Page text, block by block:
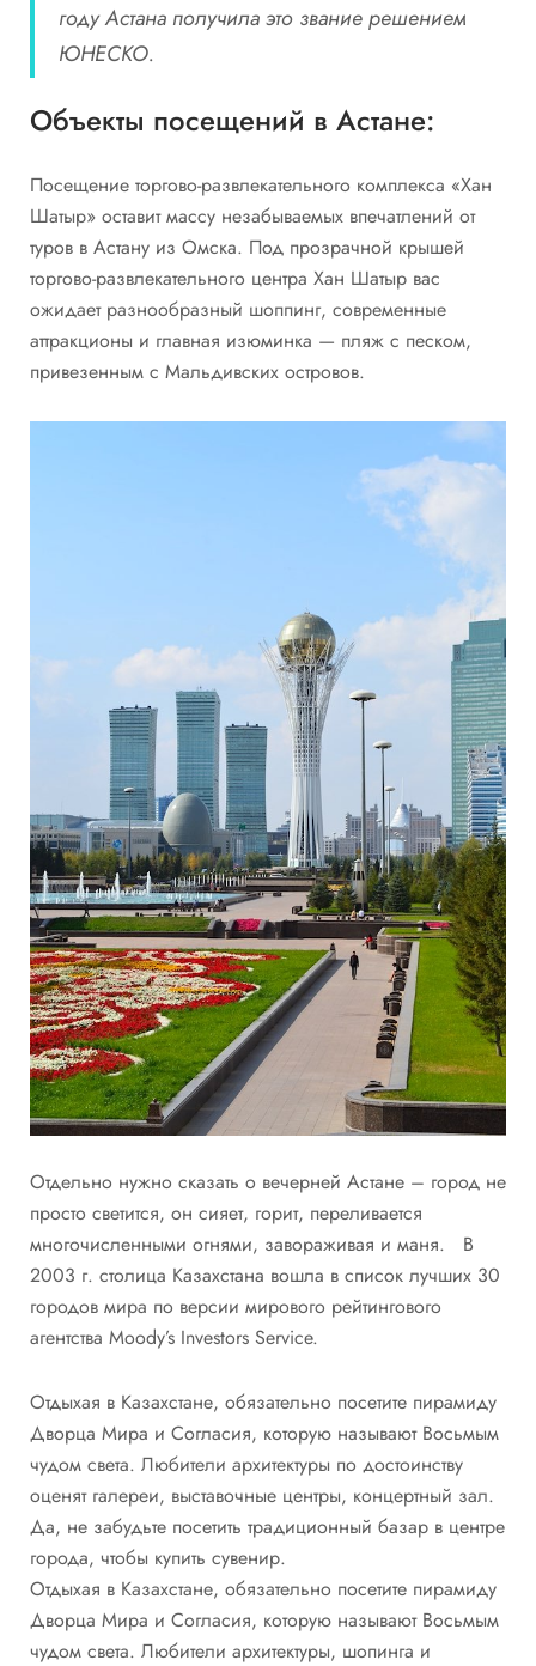
году Астана получила это звание решением
ЮНЕСКО.
Объекты посещений в Астане:
Посещение торгово-развлекательного комплекса «Хан
Шатыр» оставит массу незабываемых впечатлений от
туров в Астану из Омска. Под прозрачной крышей
торгово-развлекательного центра Хан Шатыр вас
ожидает разнообразный шоппинг, современные
аттракционы и главная изюминка — пляж с песком,
привезенным с Мальдивских островов.
Отдельно нужно сказать о вечерней Астане – город не
просто светится, он сияет, горит, переливается
многочисленными огнями, завораживая и маня. В
2003 г. столица Казахстана вошла в список лучших 30
городов мира по версии мирового рейтингового
агентства Moody’s Investors Service.
Отдыхая в Казахстане, обязательно посетите пирамиду
Дворца Мира и Согласия, которую называют Восьмым
чудом света. Любители архитектуры по достоинству
оценят галереи, выставочные центры, концертный зал.
Да, не забудьте посетить традиционный базар в центре
города, чтобы купить сувенир.
Отдыхая в Казахстане, обязательно посетите пирамиду
Дворца Мира и Согласия, которую называют Восьмым
чудом света. Любители архитектуры, шопинга и